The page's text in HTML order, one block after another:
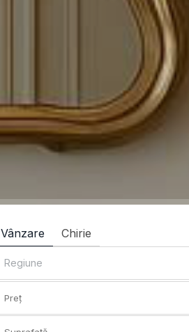
Vânzare Chirie
Regiune